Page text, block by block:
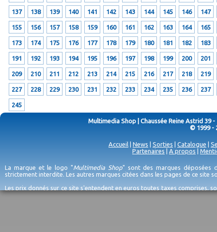
137 138 139 140 141 142 143 144 145 146 147
155 156 157 158 159 160 161 162 163 164 165
173 174 175 176 177 178 179 180 181 182 183
191 192 193 194 195 196 197 198 199 200 201
209 210 211 212 213 214 215 216 217 218 219
227 228 229 230 231 232 233 234 235 236 237
245
Multimedia Shop | Chaussée Reine Astrid 39 -
© 1999 -
Accueil News Sorties Catalogue
Partenaires
A propos
La marque et le logo "Multimedia Shop" sont des marques déposées
strictement interdite. Les autres marques citées dans les pages de ce site
Les prix donnés sur ce site s'entendent en euros toutes taxes comprises,
erreurs d'encodage, et sauf épuisement du stock et/ou impossibilité de